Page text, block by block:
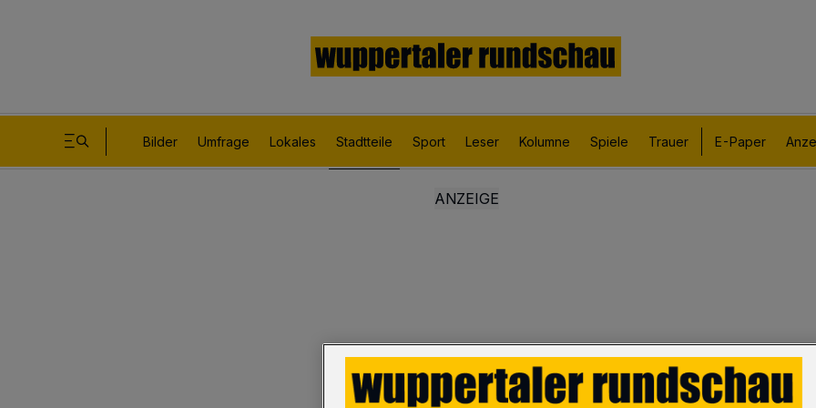
Bilder Umfrage Lokales Stadtteile Sport Leser Kolumne Spiele Trauer E-Paper